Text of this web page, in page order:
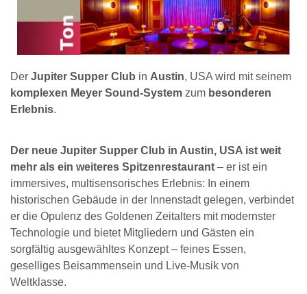
Der Jupiter Supper Club in Austin, USA wird mit seinem
komplexen Meyer Sound-System zum besonderen
Erlebnis.
Der neue Jupiter Supper Club in Austin, USA ist weit
mehr als ein weiteres Spitzenrestaurant – er ist ein
immersives, multisensorisches Erlebnis: In einem
historischen Gebäude in der Innenstadt gelegen, verbindet
er die Opulenz des Goldenen Zeitalters mit modernster
Technologie und bietet Mitgliedern und Gästen ein
sorgfältig ausgewähltes Konzept – feines Essen,
geselliges Beisammensein und Live-Musik von
Weltklasse.